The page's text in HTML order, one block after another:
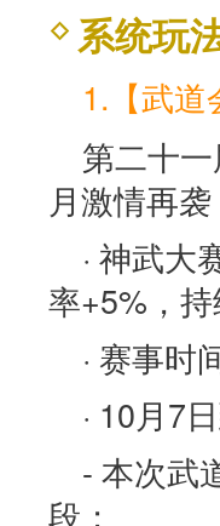
系统玩
1.【武
第二十
月激情再袭
· 神武大
率+5%，持
· 赛事时
· 10月7
- 本次武
段；